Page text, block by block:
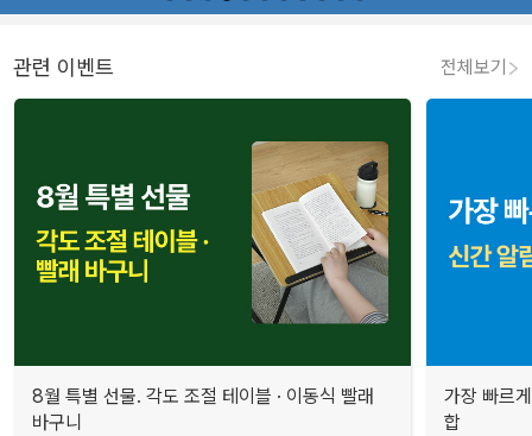
관련 이벤트 전체보기
8월 특별 선물. 각도 조절 테이블 · 이동식 빨래
바구니
가장 빠르
합